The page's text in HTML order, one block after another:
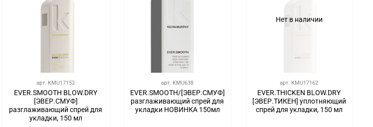
арт. KMU17152
EVER.SMOOTH BLOW.DRY
[ЭВЕР.СМУФ]
разглаживающий спрей для
укладки, 150 мл
арт. KMU638
EVER.SMOOTH/[ЭВЕР.СМУФ]
разглаживающий спрей для
укладки НОВИНКА 150мл
Нет в наличии
арт. KMU17162
EVER.THICKEN BLOW.DRY
[ЭВЕР.ТИКЕН] уплотняющий
спрей для укладки, 150 мл